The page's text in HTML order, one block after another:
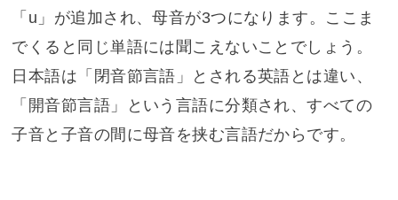
「u」が追加され、母音が3つになります。ここま
でくると同じ単語には聞こえないことでしょう。
日本語は「 閉音節言語 」とされる英語とは違い、
「 開音節言語 」という言語に分類され、すべての
子音と子音の間に母音を挟む言語だからです。